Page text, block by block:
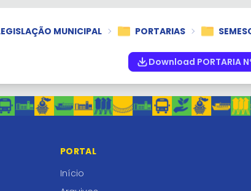
MUNICIPAL PORTARIAS
Download PORTARIA
PORTAL
Início